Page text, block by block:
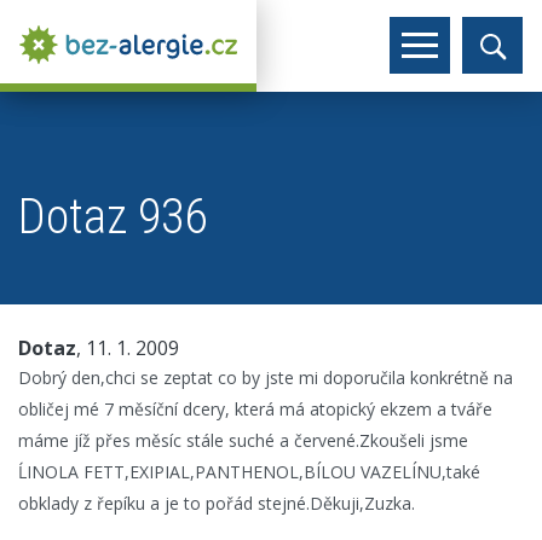
Dotaz 936
Dotaz, 11. 1. 2009
Dobrý den,chci se zeptat co by jste mi doporučila konkrétně na
obličej mé 7 měsíční dcery, která má atopický ekzem a tváře
máme jíž přes měsíc stále suché a červené.Zkoušeli jsme
ĹINOLA FETT,EXIPIAL,PANTHENOL,BÍLOU VAZELÍNU,také
obklady z řepíku a je to pořád stejné.Děkuji,Zuzka.